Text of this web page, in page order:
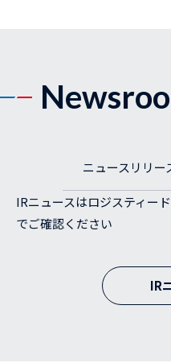
ニュースリリー
IRニュースはロジスティー
でご確認ください
IR